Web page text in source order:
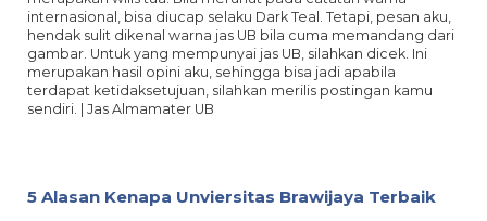
internasional, bisa diucap selaku Dark Teal. Tetapi, pesan aku,
hendak sulit dikenal warna jas UB bila cuma memandang dari
gambar. Untuk yang mempunyai jas UB, silahkan dicek. Ini
merupakan hasil opini aku, sehingga bisa jadi apabila
terdapat ketidaksetujuan, silahkan merilis postingan kamu
sendiri. | Jas Almamater UB
5 Alasan Kenapa Unviersitas Brawijaya Terbaik